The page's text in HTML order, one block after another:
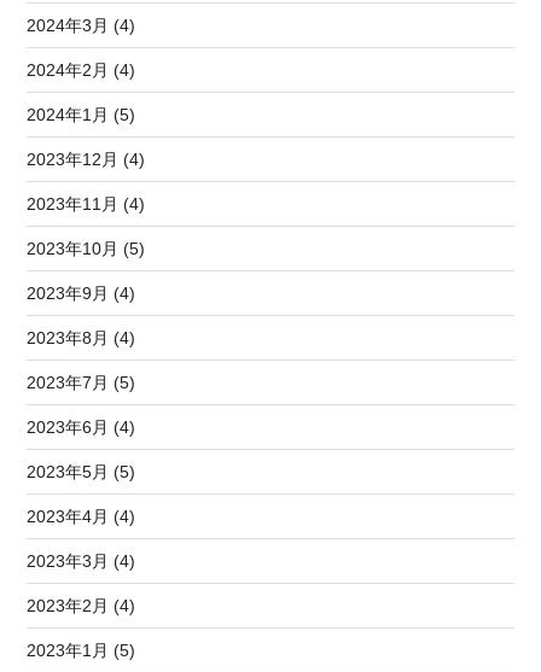
2024年3月 (4)
2024年2月 (4)
2024年1月 (5)
2023年12月 (4)
2023年11月 (4)
2023年10月 (5)
2023年9月 (4)
2023年8月 (4)
2023年7月 (5)
2023年6月 (4)
2023年5月 (5)
2023年4月 (4)
2023年3月 (4)
2023年2月 (4)
2023年1月 (5)